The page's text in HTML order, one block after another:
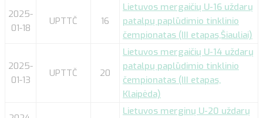
2025-
01-18
UPTTČ 16
Lietuvos mergaičių U-16 uždarų
patalpų paplūdimio tinklinio
čempionatas (III etapas,Šiauliai)
2025-
01-13
UPTTČ 20
Lietuvos mergaičių U-14 uždarų
patalpų paplūdimio tinklinio
čempionatas (III etapas,
Klaipėda)
Lietuvos merginų U-20 uždarų